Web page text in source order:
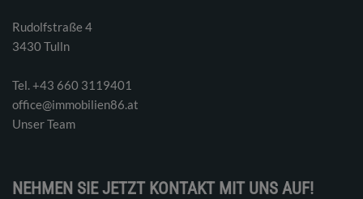
Rudolfstraße 4
3430 Tulln
Tel. ‭+43 660 3119401‬
office@immobilien86.at
Unser Team
NEHMEN SIE JETZT KONTAKT MIT UNS AUF!